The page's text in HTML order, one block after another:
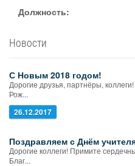
Должность:
Новости
С Новым 2018 годом!
Дорогие друзья, партнёры,
Рож...
26.12.2017
Поздравляем с Днём
Дорогие коллеги! Примите
Благ...